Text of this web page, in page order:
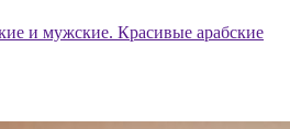
и мужские. Красивые арабские